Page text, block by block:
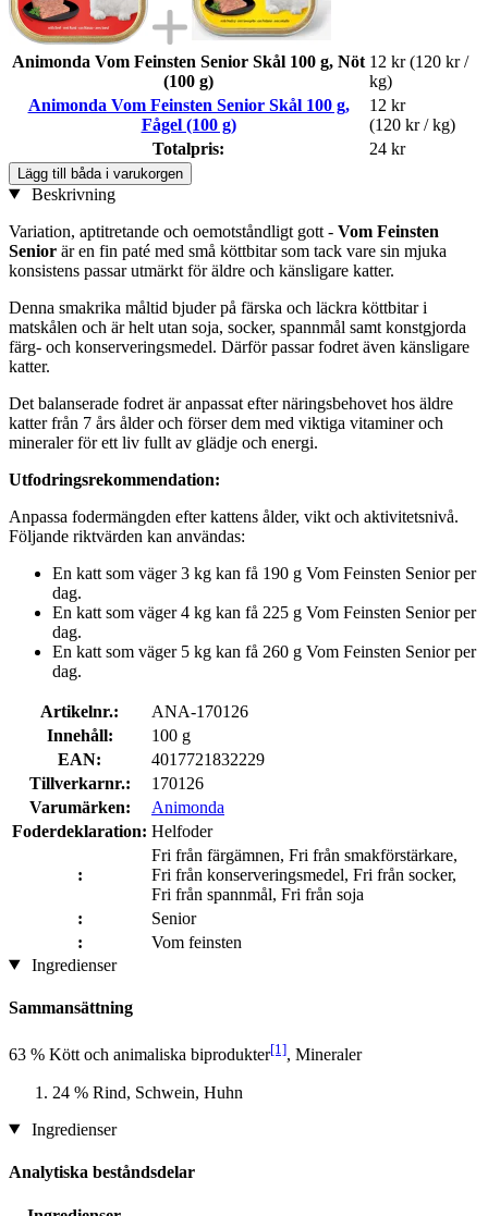
Animonda Vom Feinsten Senior Skål 100 g, Nöt
(100 g)
12 kr (120 kr /
kg)
Animonda Vom Feinsten Senior Skål 100 g,
Fågel (100 g)
12 kr
(120 kr / kg)
Totalpris:
24 kr
Lägg till båda i varukorgen
Beskrivning
Variation, aptitretande och oemotståndligt gott - Vom Feinsten
Senior är en fin paté med små köttbitar som tack vare sin mjuka
konsistens passar utmärkt för äldre och känsligare katter.
Denna smakrika måltid bjuder på färska och läckra köttbitar i
matskålen och är helt utan soja, socker, spannmål samt konstgjorda
färg- och konserveringsmedel. Därför passar fodret även känsligare
katter.
Det balanserade fodret är anpassat efter näringsbehovet hos äldre
katter från 7 års ålder och förser dem med viktiga vitaminer och
mineraler för ett liv fullt av glädje och energi.
Utfodringsrekommendation:
Anpassa fodermängden efter kattens ålder, vikt och aktivitetsnivå.
Följande riktvärden kan användas:
En katt som väger 3 kg kan få 190 g Vom Feinsten Senior per
dag.
En katt som väger 4 kg kan få 225 g Vom Feinsten Senior per
dag.
En katt som väger 5 kg kan få 260 g Vom Feinsten Senior per
dag.
Artikelnr.:
ANA-170126
Innehåll:
100 g
EAN:
4017721832229
Tillverkarnr.:
170126
Varumärken:
Animonda
Foderdeklaration: Helfoder
:
Fri från färgämnen, Fri från smakförstärkare,
Fri från konserveringsmedel, Fri från socker,
Fri från spannmål, Fri från soja
:
Senior
:
Vom feinsten
Ingredienser
Sammansättning
63 % Kött och animaliska biprodukter[1], Mineraler
24 % Rind, Schwein, Huhn
Ingredienser
Analytiska beståndsdelar